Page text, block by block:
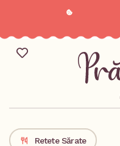
Retete Sărate